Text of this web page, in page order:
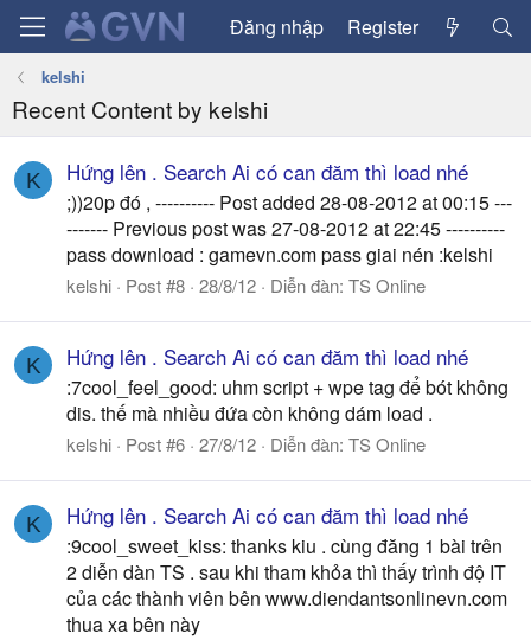
Đăng nhập Register
kelshi
Recent Content by kelshi
K Hứng lên . Search Ai có can đăm thì load nhé
;))20p đó , ---------- Post added 28-08-2012 at 00:15 ---
------- Previous post was 27-08-2012 at 22:45 ----------
pass download : gamevn.com pass giai nén :kelshi
kelshi Post #8 28/8/12 Diễn đàn: TS Online
K Hứng lên . Search Ai có can đăm thì load nhé
:7cool_feel_good: uhm script + wpe tag để bót không
dis. thế mà nhiều đứa còn không dám load .
kelshi Post #6 27/8/12 Diễn đàn: TS Online
K Hứng lên . Search Ai có can đăm thì load nhé
:9cool_sweet_kiss: thanks kiu . cùng đăng 1 bài trên
2 diễn dàn TS . sau khi tham khỏa thì thấy trình độ IT
của các thành viên bên www.diendantsonlinevn.com
thua xa bên này